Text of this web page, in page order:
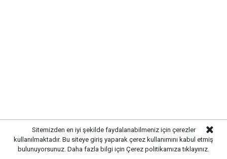
Sitemizden en iyi şekilde faydalanabilmeniz için çerezler
kullanılmaktadır. Bu siteye giriş yaparak çerez kullanımını kabul etmiş
bulunuyorsunuz. Daha fazla bilgi için Çerez politikamıza tıklayınız.